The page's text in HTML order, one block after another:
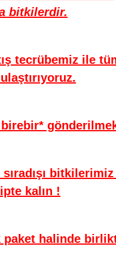
bitkilerdir.
tecrübemiz ile
kalın !
paket halinde